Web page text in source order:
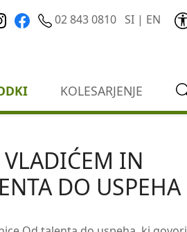
02 843 0810 SI | EN
KOLESARJENJE
IN
DO USPEHA